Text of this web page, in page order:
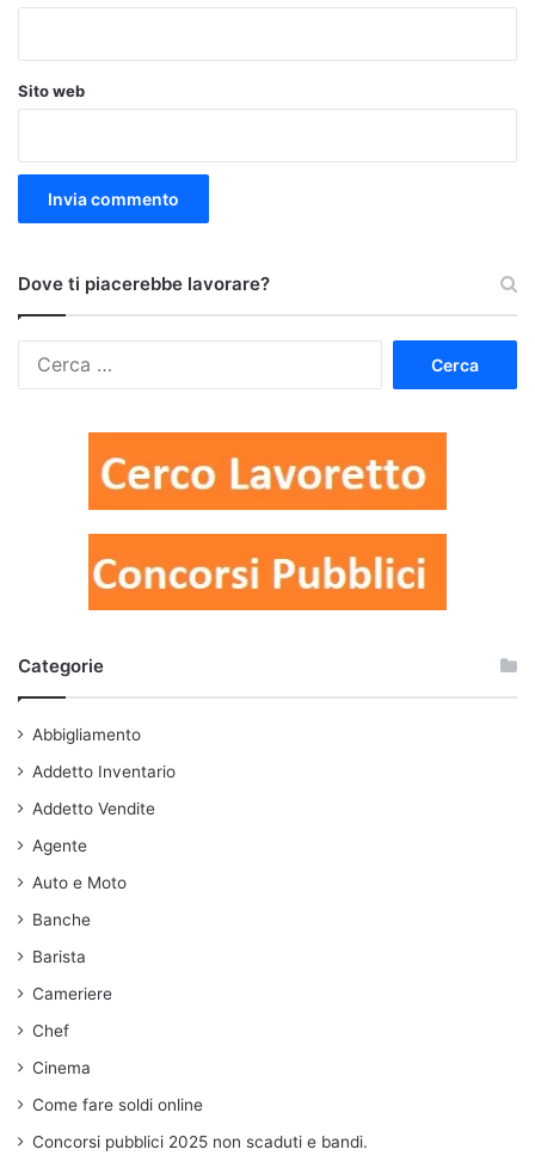
Sito web
Dove ti piacerebbe lavorare?
Categorie
Abbigliamento
Addetto Inventario
Addetto Vendite
Agente
Auto e Moto
Banche
Barista
Cameriere
Chef
Cinema
Come fare soldi online
Concorsi pubblici 2025 non scaduti e bandi.